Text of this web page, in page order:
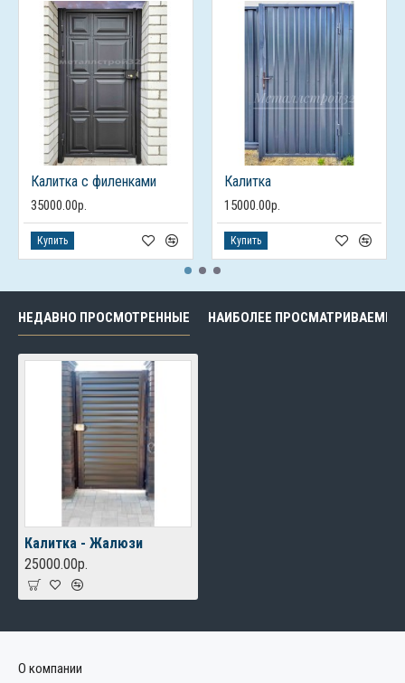
Калитка с филенками
35000.00р.
Купить
Калитка
15000.00р.
Купить
НЕДАВНО ПРОСМОТРЕННЫЕ НАИБОЛЕЕ ПРОСМАТРИВАЕМЫЕ
Калитка - Жалюзи
25000.00р.
О компании